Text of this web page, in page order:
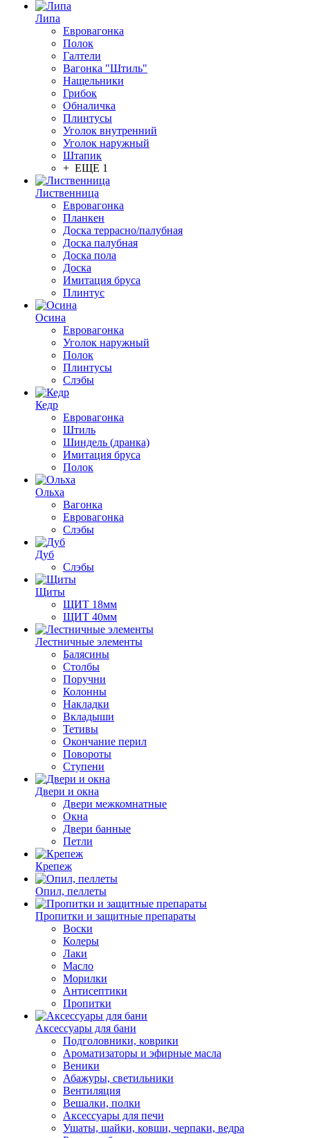
Липа
Евровагонка
Полок
Галтели
Вагонка "Штиль"
Нащельники
Грибок
Обналичка
Плинтусы
Уголок внутренний
Уголок наружный
Штапик
+ ЕЩЕ 1
Лиственница
Евровагонка
Планкен
Доска террасно/палубная
Доска палубная
Доска пола
Доска
Имитация бруса
Плинтус
Осина
Евровагонка
Уголок наружный
Полок
Плинтусы
Слэбы
Кедр
Евровагонка
Штиль
Шиндель (дранка)
Имитация бруса
Полок
Ольха
Вагонка
Евровагонка
Слэбы
Дуб
Слэбы
Щиты
ЩИТ 18мм
ЩИТ 40мм
Лестничные элементы
Балясины
Столбы
Поручни
Колонны
Накладки
Вкладыши
Тетивы
Окончание перил
Повороты
Ступени
Двери и окна
Двери межкомнатные
Окна
Двери банные
Петли
Крепеж
Опил, пеллеты
Пропитки и защитные препараты
Воски
Колеры
Лаки
Масло
Морилки
Антисептики
Пропитки
Аксессуары для бани
Подголовники, коврики
Ароматизаторы и эфирные масла
Веники
Абажуры, светильники
Вентиляция
Вешалки, полки
Аксессуары для печи
Ушаты, шайки, ковши, черпаки, ведра